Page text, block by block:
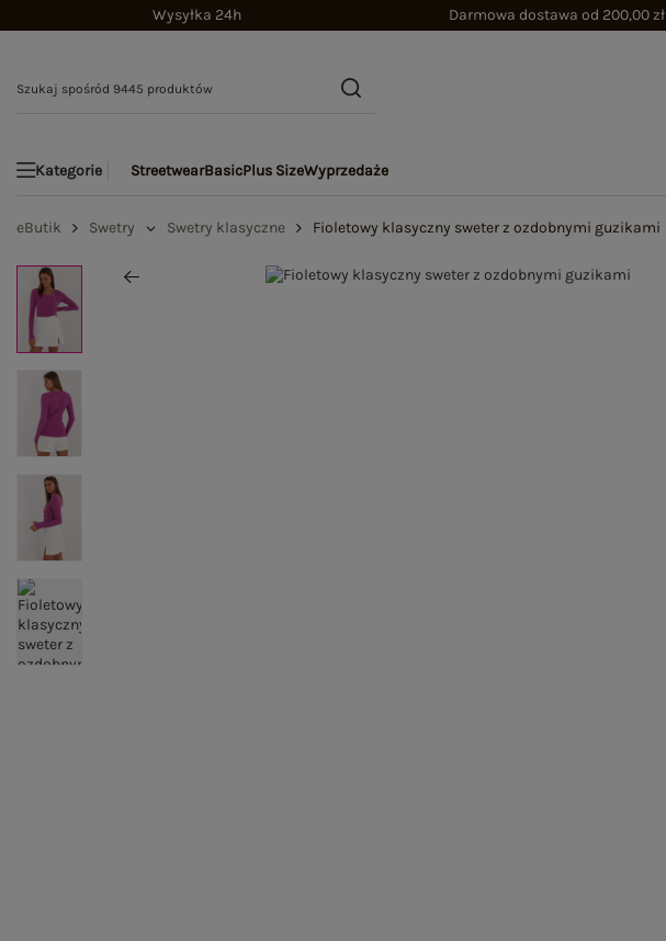
Wysyłka 24h Darmowa dostawa od 200,00 zł
Kategorie StreetwearBasicPlus SizeWyprzedaże
eButik Swetry Swetry klasyczne Fioletowy klasyczny sweter z ozdobnymi guzikami